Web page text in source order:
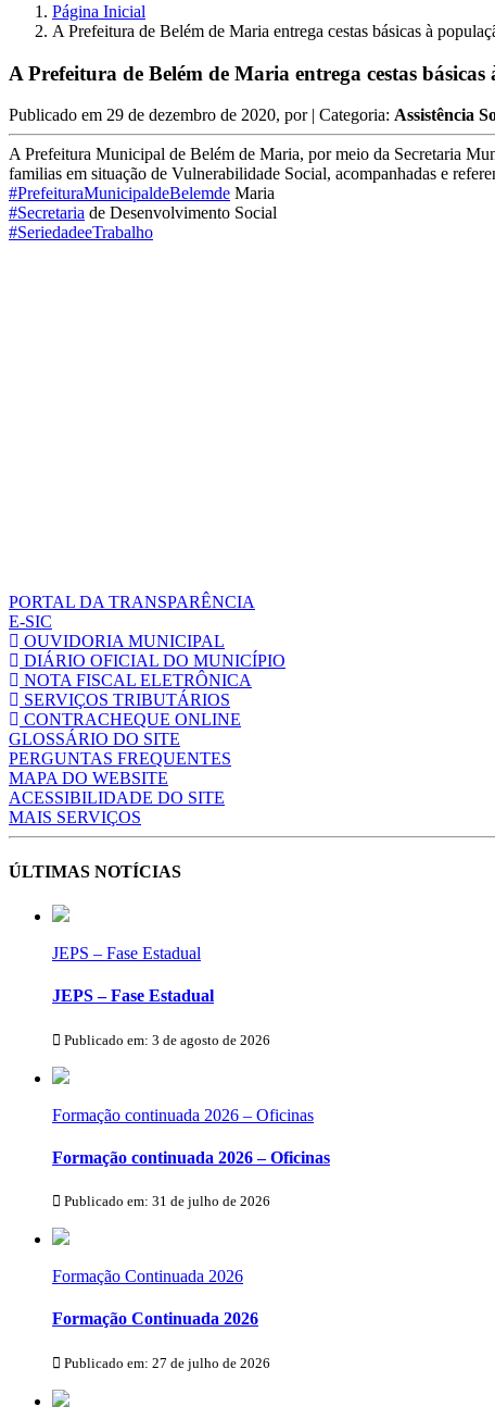
Página Inicial
A Prefeitura de Belém de Maria entrega cestas básicas à
A Prefeitura de Belém de Maria entrega cestas básicas
Publicado em 29 de dezembro de 2020, por | Categoria: Assistência
A Prefeitura Municipal de Belém de Maria, por meio da Secretaria
familias em situação de Vulnerabilidade Social, acompanhadas e
#PrefeituraMunicipaldeBelemde Maria
#Secretaria de Desenvolvimento Social
#SeriedadeeTrabalho
PORTAL DA TRANSPARÊNCIA
E-SIC
OUVIDORIA MUNICIPAL
DIÁRIO OFICIAL DO MUNICÍPIO
NOTA FISCAL ELETRÔNICA
SERVIÇOS TRIBUTÁRIOS
CONTRACHEQUE ONLINE
GLOSSÁRIO DO SITE
PERGUNTAS FREQUENTES
MAPA DO WEBSITE
ACESSIBILIDADE DO SITE
MAIS SERVIÇOS
ÚLTIMAS NOTÍCIAS
JEPS – Fase Estadual
JEPS – Fase Estadual
Publicado em: 3 de agosto de 2026
Formação continuada 2026 – Oficinas
Formação continuada 2026 – Oficinas
Publicado em: 31 de julho de 2026
Formação Continuada 2026
Formação Continuada 2026
Publicado em: 27 de julho de 2026